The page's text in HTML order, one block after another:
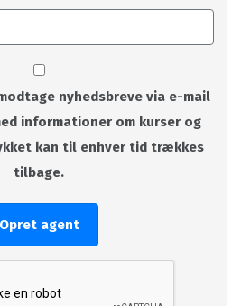
nyhedsbreve via e-mail
informationer om kurser og
kan til enhver tid trækkes
tilbage.
Opret agent